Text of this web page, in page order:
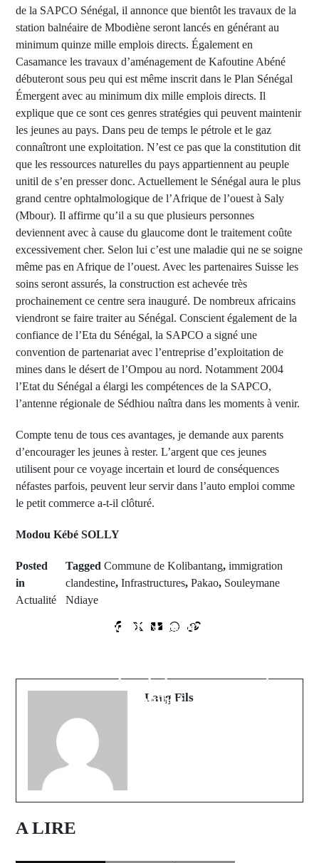
de la SAPCO Sénégal, il annonce que bientôt les travaux de la
station balnéaire de Mbodiène seront lancés en générant au
minimum quinze mille emplois directs. Également en
Casamance les travaux d’aménagement de Kafoutine Abéné
débuteront sous peu qui est même inscrit dans le Plan Sénégal
Émergent avec au minimum dix mille emplois directs. Il
explique que ce sont ces genres stratégies qui peuvent maintenir
les jeunes au pays. Dans peu de temps le pétrole et le gaz
connaîtront une exploitation. N’est ce pas que la constitution dit
que les ressources naturelles du pays appartiennent au peuple
unitil de s’en presser donc. Actuellement le Sénégal aura le plus
grand centre ophtalmologique de l’Afrique de l’ouest à Saly
(Mbour). Il affirme qu’il a su que plusieurs personnes
deviennent avec à cause du glaucome dont le traitement coûte
excessivement cher. Selon lui c’est une maladie qui ne se soigne
même pas en Afrique de l’ouest. Avec les partenaires Suisse les
soins seront assurés, la construction est achevée très
prochainement ce centre sera inauguré. De nombreux africains
viendront se faire traiter au Sénégal. Conscient également de la
confiance de l’Eta du Sénégal, la SAPCO a signé une
convention de partenariat avec l’entreprise d’exploitation de
mines dans le désert de l’Ompou au nord. Notamment 2004
l’Etat du Sénégal a élargi les compétences de la SAPCO,
l’antenne régionale de Sédhiou naîtra dans les moments à venir.
Compte tenu de tous ces avantages, je demande aux parents
d’encourager les jeunes à rester. L’argent que ces jeunes
utilisent pour ce voyage incertain et lourd de conséquences
néfastes parfois, peuvent leur servir dans l’auto emploi comme
le petit commerce a-t-il clôturé.
Modou Kébé SOLLY
Posted
in
Actualité
TaggedCommune de Kolibantang,immigration
clandestine,Infrastructures,Pakao, Souleymane
Ndiaye
Marandan : Les premières
cérémonies familiales commencent à
tomber
Next Post
Senghor
Lang Fils
A LIRE